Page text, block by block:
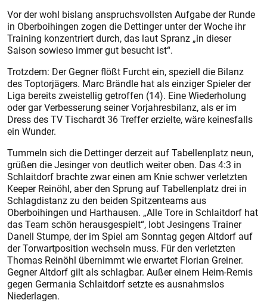
Vor der wohl bislang anspruchsvollsten Aufgabe der Runde
in Oberboihingen zogen die Dettinger unter der Woche ihr
Training konzentriert durch, das laut Spranz „in dieser
Saison sowieso immer gut besucht ist“.
Trotzdem: Der Gegner flößt Furcht ein, speziell die Bilanz
des Toptorjägers. Marc Brändle hat als einziger Spieler der
Liga bereits zweistellig getroffen (14). Eine Wiederholung
oder gar Verbesserung seiner Vorjahresbilanz, als er im
Dress des TV Tischardt 36 Treffer erzielte, wäre keinesfalls
ein Wunder.
Tummeln sich die Dettinger derzeit auf Tabellenplatz neun,
grüßen die Jesinger von deutlich weiter oben. Das 4:3 in
Schlaitdorf brachte zwar einen am Knie schwer verletzten
Keeper Reinöhl, aber den Sprung auf Tabellenplatz drei in
Schlagdistanz zu den beiden Spitzenteams aus
Oberboihingen und Harthausen. „Alle Tore in Schlaitdorf hat
das Team schön herausgespielt“, lobt Jesingens Trainer
Danell Stumpe, der im Spiel am Sonntag gegen Altdorf auf
der Torwartposition wechseln muss. Für den verletzten
Thomas Reinöhl übernimmt wie erwartet Florian Greiner.
Gegner Altdorf gilt als schlagbar. Außer einem Heim-Remis
gegen Germania Schlaitdorf setzte es ausnahmslos
Niederlagen.